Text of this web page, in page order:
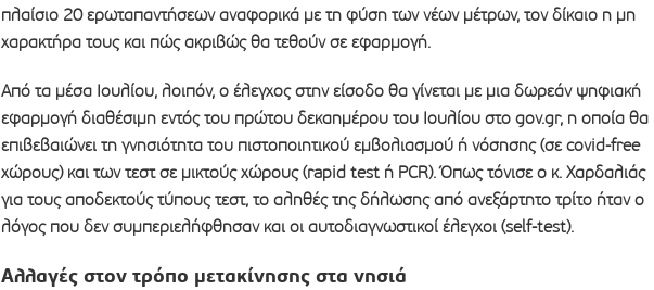
πλαίσιο 20 ερωταπαντήσεων αναφορικά με τη φύση των νέων μέτρων, τον δίκαιο η μη
χαρακτήρα τους και πώς ακριβώς θα τεθούν σε εφαρμογή.
Από τα μέσα Ιουλίου, λοιπόν, ο έλεγχος στην είσοδο θα γίνεται με μια δωρεάν ψηφιακή
εφαρμογή διαθέσιμη εντός του πρώτου δεκαημέρου του Ιουλίου στο gov.gr, η οποία θα
επιβεβαιώνει τη γνησιότητα του πιστοποιητικού εμβολιασμού ή νόσησης (σε covid-free
χώρους) και των τεστ σε μικτούς χώρους (rapid test ή PCR). Όπως τόνισε ο κ. Χαρδαλιάς
για τους αποδεκτούς τύπους τεστ, το αληθές της δήλωσης από ανεξάρτητο τρίτο ήταν ο
λόγος που δεν συμπεριελήφθησαν και οι αυτοδιαγνωστικοί έλεγχοι (self-test).
Αλλαγές στον τρόπο μετακίνησης στα νησιά